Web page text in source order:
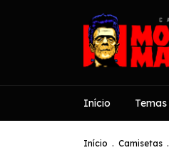
Início Temas
Início . Camisetas .